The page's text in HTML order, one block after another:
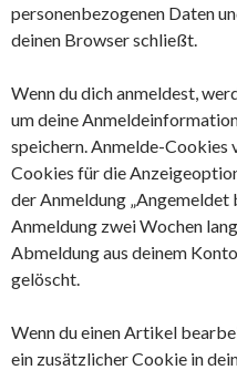
personenbezogenen Daten
deinen Browser schließt.
Wenn du dich anmeldest,
um deine
speichern. Anmelde-Cookies
Cookies für die
der Anmeldung „Angemeldet
Anmeldung zwei Wochen
Abmeldung aus deinem
gelöscht.
Wenn du einen Artikel
ein zusätzlicher Cookie in